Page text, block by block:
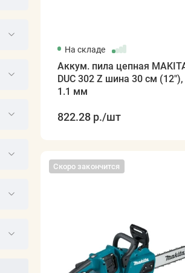
На складе
Аккум. пила цепная
DUC 302 Z шина 30 см
1.1 мм
822.28 р./шт
Скоро закончится